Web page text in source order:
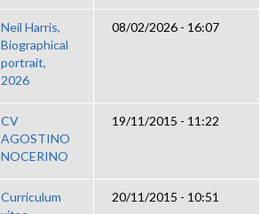
Neil Harris,
Biographical
portrait,
2026
08/02/2026 - 16:07
CV
AGOSTINO
NOCERINO
19/11/2015 - 11:22
Curriculum
20/11/2015 - 10:51